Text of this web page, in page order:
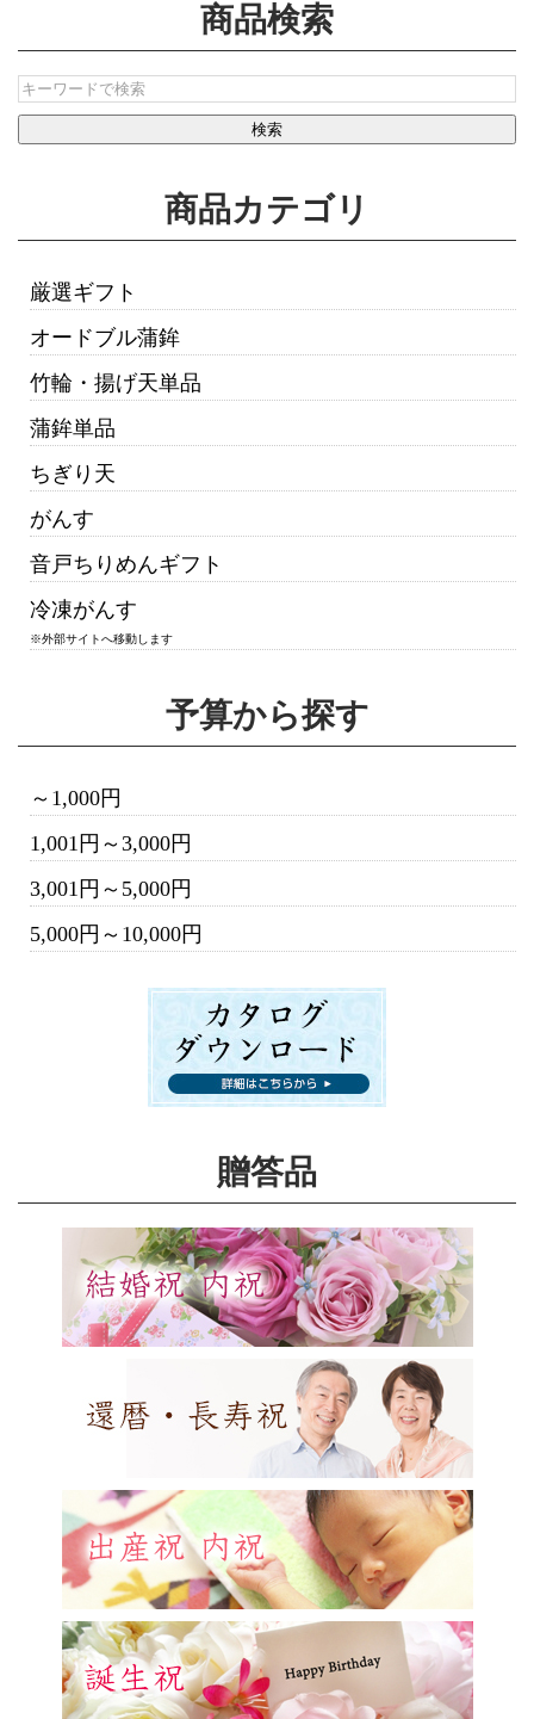
商品検索
商品カテゴリ
厳選ギフト
オードブル蒲鉾
竹輪・揚げ天単品
蒲鉾単品
ちぎり天
がんす
音戸ちりめんギフト
冷凍がんす
※外部サイトへ移動します
予算から探す
～1,000円
1,001円～3,000円
3,001円～5,000円
5,000円～10,000円
贈答品